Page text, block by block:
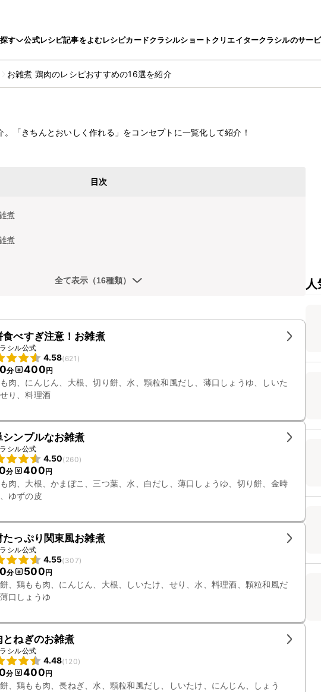
す 公式レシピ記事をよむレシピカードクラシルショートクリエイタークラシルのサー
お雑煮 鶏肉のレシピおすすめの16選を紹介
のレシピおすすめの16選を紹介
「きちんとおいしく作れる」をコンセプトに一覧化して紹介！
目次
煮
煮
全て表示（16種類）
食べすぎ注意！お雑煮
シル公式
4.58(621 )
分 400円
肉、にんじん、大根、切り餅、水、顆粒和風だし、薄口しょうゆ、しいた
り、料理酒
シンプルなお雑煮
シル公式
4.50(260)
分 400円
肉、大根、かまぼこ、三つ葉、水、白だし、薄口しょうゆ、切り餅、金時
ゆずの皮
たっぷり関東風お雑煮
シル公式
4.55(307)
分 500円
、鶏もも肉、にんじん、大根、しいたけ、せり、水、料理酒、顆粒和風だ
口しょうゆ
とねぎのお雑煮
シル公式
4.48(120)
分 400円
、鶏もも肉、長ねぎ、水、顆粒和風だし、しいたけ、にんじん、しょう